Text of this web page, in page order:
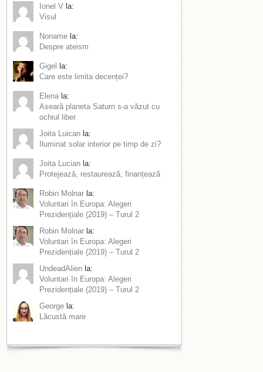
Ionel V la:
Visul
Noname la:
Despre ateism
Gigel
la:
Care este limita decenței?
Elena la:
Aseară planeta Saturn s-a văzut cu
ochiul liber
Joita Luican la:
Iluminat solar interior pe timp de zi?
Joita Lucian la:
Protejează, restaurează, finanțează
Robin Molnar la:
Voluntari în Europa: Alegeri
Prezidențiale (2019) – Turul 2
Robin Molnar la:
Voluntari în Europa: Alegeri
Prezidențiale (2019) – Turul 2
UndeadAlien la:
Voluntari în Europa: Alegeri
Prezidențiale (2019) – Turul 2
George la:
Lăcustă mare